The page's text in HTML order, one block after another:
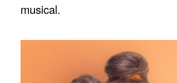
musical.